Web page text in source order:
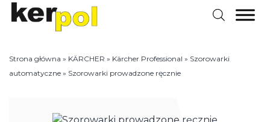
Strona główna » KÄRCHER » Kärcher Professional » Szorowarki
automatyczne » Szorowarki prowadzone ręcznie